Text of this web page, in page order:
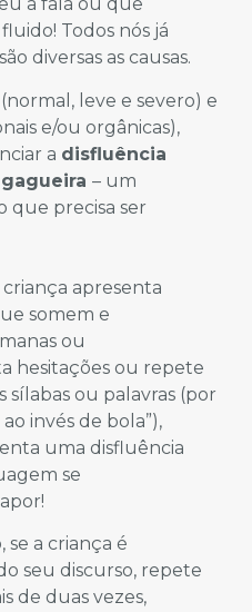
a fala ou que
Todos nós já
diversas as causas.
leve e severo) e
e/ou orgânicas),
a disfluência
gagueira – um
que precisa ser
criança apresenta
somem e
ou
hesitações ou repete
sílabas ou palavras (por
invés de bola”),
uma disfluência
se
se a criança é
seu discurso, repete
de duas vezes,